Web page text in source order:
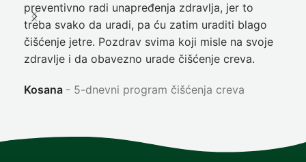
preventivno radi unapređenja zdravlja, jer to
treba svako da uradi, pa ću zatim uraditi blago
čišćenje jetre. Pozdrav svima koji misle na svoje
zdravlje i da obavezno urade čišćenje creva.
Kosana 5-dnevni program čišćenja creva